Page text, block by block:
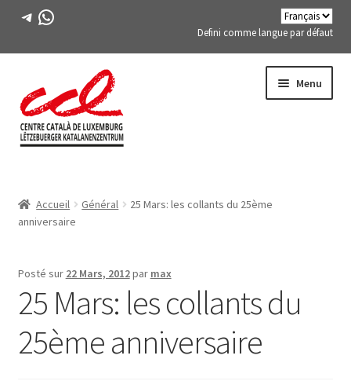
Télégramme
WhatsApp
Defini comme langue par défaut
la
navigation
au
contenu
Menu
ACTIVITÉS
MEMBRES DE FES-TE
LIVRE
Accueil Général
25 Mars: les collants du 25ème
anniversaire
Posté sur 22 Mars, 2012par max
25 Mars: les collants du
25ème anniversaire